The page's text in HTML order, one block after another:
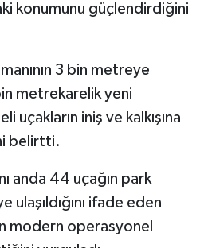
konumunu güçlendirdiğini
3 bin metreye
metrekarelik yeni
uçakların iniş ve kalkışına
belirtti.
anda 44 uçağın park
ifade eden
modern operasyonel